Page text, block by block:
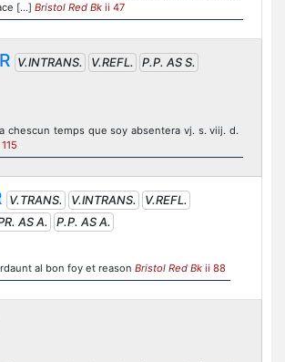
[...] Bristol Red Bk ii 47
V.INTRANS. V.REFL.
P.P. AS S.
chescun temps que soy absentera vj. s. viij. d.
V.TRANS. V.INTRANS.
V.REFL.
AS A.
P.P. AS A.
al bon foy et reason Bristol Red Bk ii 88